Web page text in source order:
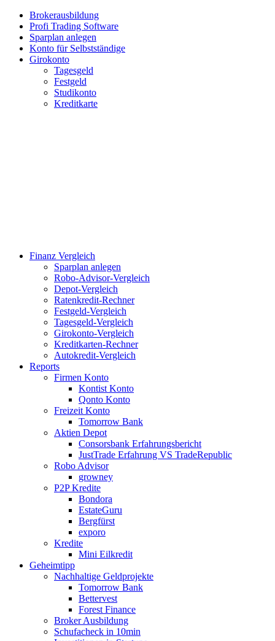
Brokerausbildung
Profi Trading Software
Sparplan anlegen
Konto für Selbstständige
Girokonto
Tagesgeld
Festgeld
Studikonto
Kreditkarte
Finanz Vergleich
Sparplan anlegen
Robo-Advisor-Vergleich
Depot-Vergleich
Ratenkredit-Rechner
Festgeld-Vergleich
Tagesgeld-Vergleich
Girokonto-Vergleich
Kreditkarten-Rechner
Autokredit-Vergleich
Reports
Firmen Konto
Kontist Konto
Qonto Konto
Freizeit Konto
Tomorrow Bank
Aktien Depot
Consorsbank Erfahrungsbericht
JustTrade Erfahrung VS TradeRepublic
Robo Advisor
growney
P2P Kredite
Bondora
EstateGuru
Bergfürst
exporo
Kredite
Mini Eilkredit
Geheimtipp
Nachhaltige Geldprojekte
Tomorrow Bank
Bettervest
Forest Finance
Broker Ausbildung
Schufacheck in 10min